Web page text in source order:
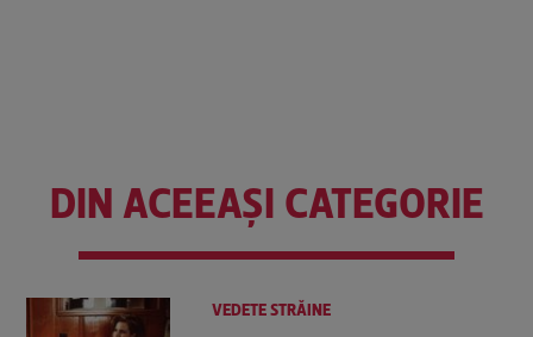
DIN ACEEAȘI CATEGORIE
VEDETE STRĂINE